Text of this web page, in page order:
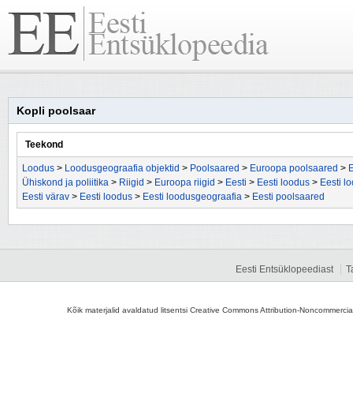
Kopli poolsaar
Teekond
Loodus > Loodusgeograafia objektid > Poolsaared > Euroopa poolsaared >
Ühiskond ja poliitika > Riigid > Euroopa riigid > Eesti > Eesti loodus > Eesti
Eesti värav > Eesti loodus > Eesti loodusgeograafia > Eesti poolsaared
Eesti Entsüklopeediast
Kõik materjalid avaldatud litsentsi Creative Commons Attribution-